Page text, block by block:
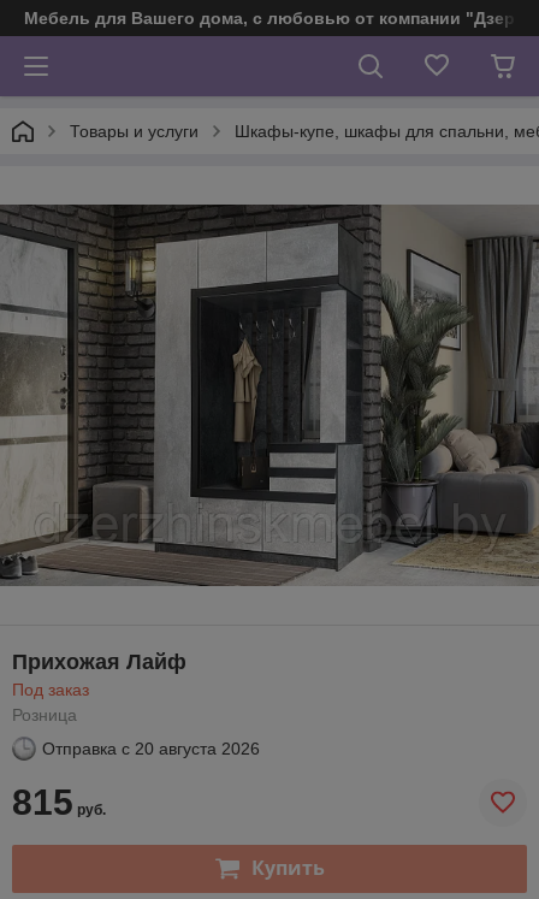
Мебель для Вашего дома, с любовью от компании
Товары и услуги Шкафы-купе, шкафы для спальни,
Прихожая Лайф
Под заказ
Розница
Отправка с 20 августа 2026
815 руб.
Купить